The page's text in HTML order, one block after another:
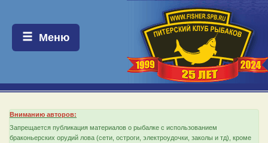
Меню:
Меню
Вниманию авторов:
Запрещается публикация материалов о рыбалке с использованием
браконьерских орудий лова (сети, остроги, электроудочки, заколы и тд), кроме